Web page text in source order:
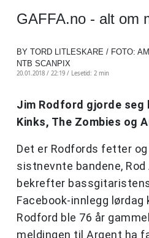
GAFFA.no - alt om
BY TORD LITLESKARE / FOTO:
NTB SCANPIX
20.01.2018 / 22:19 / Lesetid: 2 min
Jim Rodford gjorde seg
Kinks, The Zombies og
Det er Rodfords fetter
sistnevnte bandene,
bekrefter
Facebook-innlegg lørdag
Rodford ble 76 år
meldingen til Argent ha